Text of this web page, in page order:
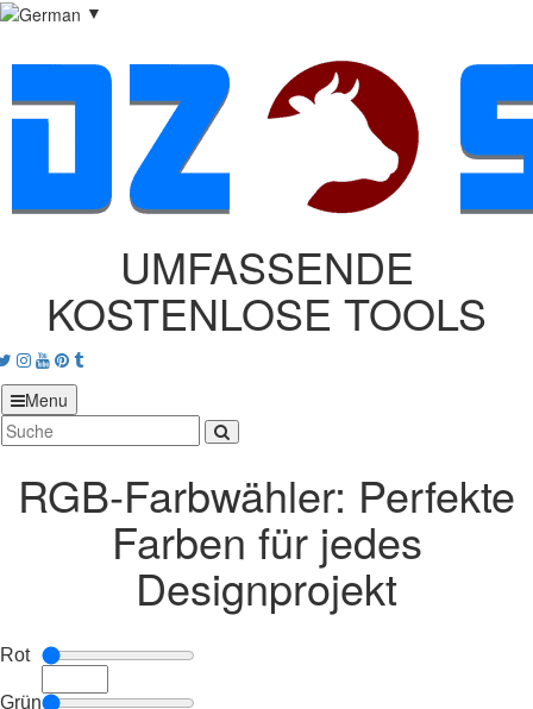
▼
UMFASSENDE
KOSTENLOSE TOOLS
Twitter
Instagram
Youtube
Pinterest
tumblr
Menu
RGB‑Farbwähler: Perfekte
Farben für jedes
Designprojekt
Rot
Grün